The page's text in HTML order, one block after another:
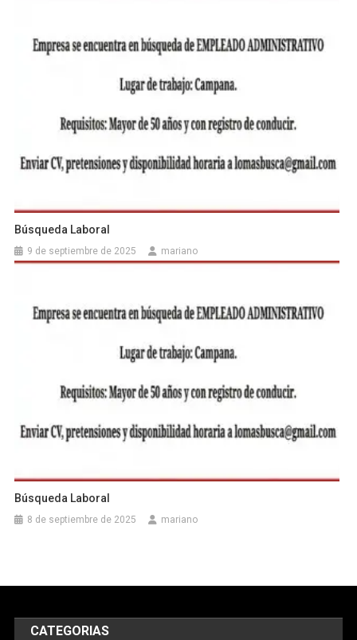
Búsqueda Laboral
9 de septiembre de 2025 mariano
Búsqueda Laboral
8 de septiembre de 2025 mariano
CATEGORIAS